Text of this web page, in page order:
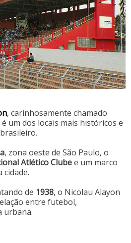
, carinhosamente chamado
é um dos locais mais históricos e
, zona oeste de São Paulo, o
Atlético Clubee um marco
de 1938, o Nicolau Alayon
entre futebol,
urbana.